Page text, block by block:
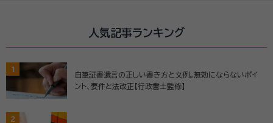
人気記事ランキング
1
自筆証書遺言の正しい書き方と文例。無効にならないポイ
ント、要件と法改正【行政書士監修】
2